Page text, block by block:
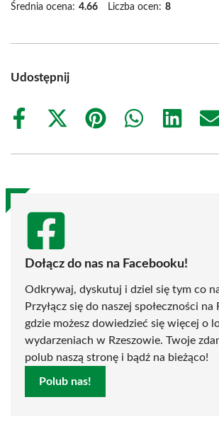
Średnia ocena: 4.66 Liczba ocen: 8
Udostępnij
Share
Share
(Twitter)
Share
Share
Share
Dołącz do nas na Facebooku!
Odkrywaj, dyskutuj i dziel się tym co
Przyłącz się do naszej społeczności na
gdzie możesz dowiedzieć się więcej o
wydarzeniach w Rzeszowie. Twoje
polub naszą stronę i bądź na bieżąco!
Polub nas!